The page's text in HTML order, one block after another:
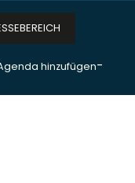
hinzufügen-